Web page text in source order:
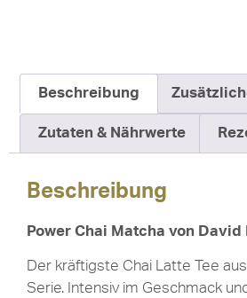
Beschreibung
Zutaten & Nährwerte
Beschreibung
Power Chai Matcha von David
Der kräftigste Chai Latte Tee
Serie. Intensiv im Geschmack